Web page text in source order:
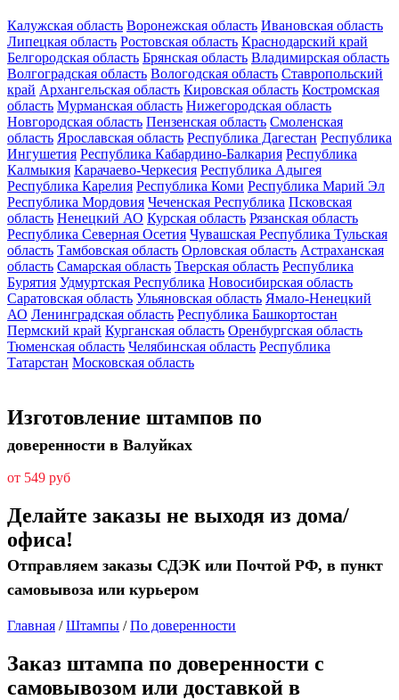
Калужская область Воронежская область Ивановская область
Липецкая область Ростовская область Краснодарский край
Белгородская область Брянская область Владимирская область
Волгоградская область Вологодская область Ставропольский
край Архангельская область Кировская область Костромская
область Мурманская область Нижегородская область
Новгородская область Пензенская область Смоленская
область Ярославская область Республика Дагестан Республика
Ингушетия Республика Кабардино-Балкария Республика
Калмыкия Карачаево-Черкесия Республика Адыгея
Республика Карелия Республика Коми Республика Марий Эл
Республика Мордовия Чеченская Республика Псковская
область Ненецкий АО Курская область Рязанская область
Республика Северная Осетия Чувашская Республика Тульская
область Тамбовская область Орловская область Астраханская
область Самарская область Тверская область Республика
Бурятия Удмуртская Республика Новосибирская область
Саратовская область Ульяновская область Ямало-Ненецкий
АО Ленинградская область Республика Башкортостан
Пермский край Курганская область Оренбургская область
Тюменская область Челябинская область Республика
Татарстан Московская область
Изготовление штампов по
доверенности в Валуйках
от 549 руб
Делайте заказы не выходя из дома/
офиса!
Отправляем заказы СДЭК или Почтой РФ, в пункт
самовывоза или курьером
Главная /Штампы /По доверенности
Заказ штампа по доверенности с
самовывозом или доставкой в